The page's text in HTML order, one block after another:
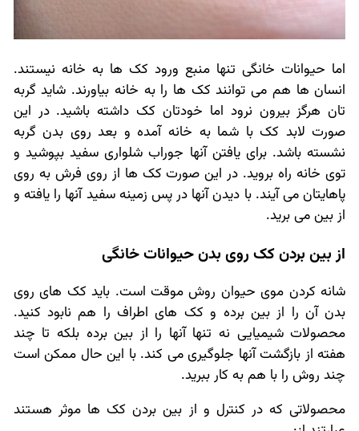
اما حیوانات خانگی تنها منبع ورود کک ها به خانه نیستند.
انسان ها هم می توانند کک ها را به خانه بیاورند. شاید گربه
تان هرگز بیرون نرود اما خودتان کک داشته باشید. در این
صورت لابد کک با شما به خانه آمده و بعد روی بدن گربه
نشسته باشد. برای یافتن آنها جوراب شلواری سفید بپوشید و
توی خانه راه بروید. در این صورت کک ها از روی فرش به روی
پاهایتان می آیند. با دیدن آنها در پس زمینه سفید آنها را یافته و
از بین می برید.
از بین بردن کک روی بدن حیوانات خانگی
شانه کردن موی حیوان روش موقت است. باید کک های روی
بدن آن را از بین برده و کک های اطراف را هم نابود کنید.
محصولات شیمیایی نه تنها آنها را از بین برده بلکه تا چند
هفته از بازگشت آنها جلوگیری می کند. با این حال ممکن است
چند روش را با هم به کار ببرید.
محصولاتی که در کنترل و از بین بردن کک ها موثر هستند